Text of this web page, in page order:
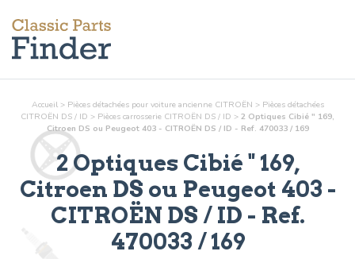
Accueil > Pièces détachées pour voiture ancienne CITROËN > Pièces détachées
CITROËN DS / ID > Pièces carrosserie CITROËN DS / ID > 2 Optiques Cibié " 169,
Citroen DS ou Peugeot 403 - CITROËN DS / ID - Ref. 470033 / 169
2 Optiques Cibié " 169,
Citroen DS ou Peugeot 403 -
CITROËN DS / ID - Ref.
470033 / 169